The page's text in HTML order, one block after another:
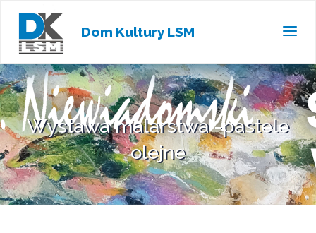
Dom Kultury LSM
Wystawa malarstwa -pastele
olejne